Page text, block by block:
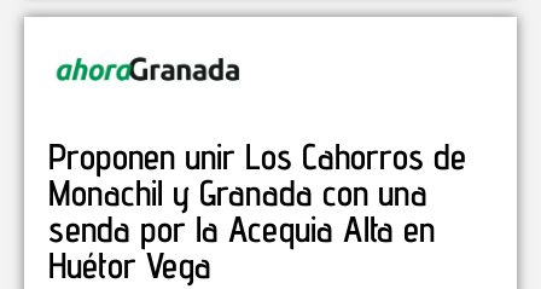
Proponen unir Los Cahorros de
Monachil y Granada con una
senda por la Acequia Alta en
Huétor Vega